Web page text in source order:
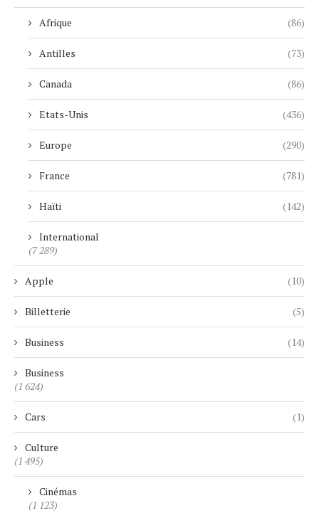
Afrique (86)
Antilles (73)
Canada (86)
Etats-Unis (436)
Europe (290)
France (781)
Haïti (142)
International
(7 289)
Apple (10)
Billetterie (5)
Business (14)
Business
(1 624)
Cars (1)
Culture
(1 495)
Cinémas
(1 123)